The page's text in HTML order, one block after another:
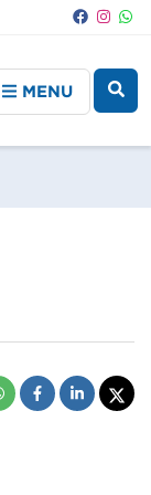
MENU